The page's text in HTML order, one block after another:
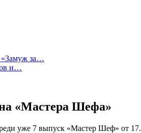
«Замуж за…
и…
«Мастера Шефа»
уже 7 выпуск «Мастер Шеф» от